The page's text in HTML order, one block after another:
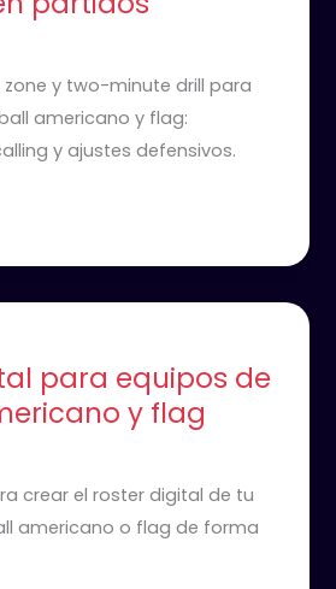
y two-minute drill para
americano y flag:
y ajustes defensivos.
para equipos de
y flag
crear el roster digital de tu
americano o flag de forma